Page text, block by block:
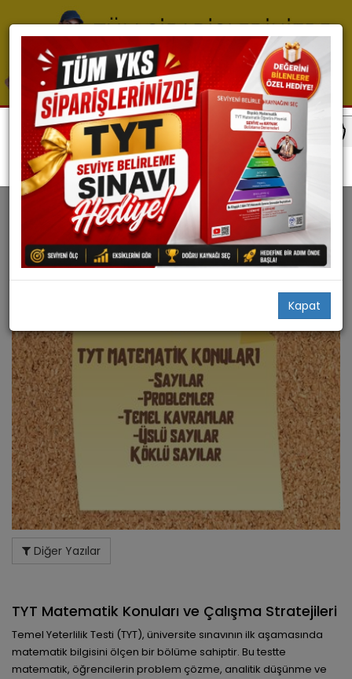
Kapat
Tyt Tyt Matematik Konuları
TYT MATEMATIK KONULARI
Selim Yüksel
Diğer Yazılar
TYT Matematik Konuları ve Çalışma Stratejileri
Temel Yeterlilik Testi (TYT), üniversite sınavının ilk aşamasında
matematik bilgisini ölçen bir bölüme sahiptir. Bu testte
matematik, öğrencilerin problem çözme, analitik düşünme ve